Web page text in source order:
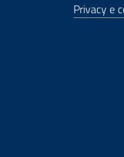
Privacy e